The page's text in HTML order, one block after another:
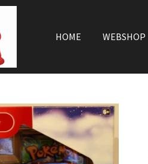
HOME WEBSHOP